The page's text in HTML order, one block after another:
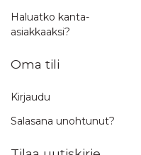
Haluatko kanta-
asiakkaaksi?
Oma tili
Kirjaudu
Salasana unohtunut?